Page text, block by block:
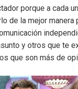
porque a cada
de la mejor
y otros que te
que son más de